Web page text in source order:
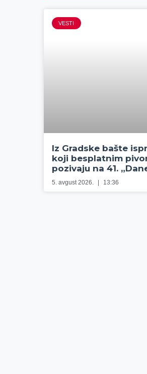
VESTI
Iz Gradske bašte
koji besplatnim
pozivaju na 41.
5. avgust 2026. 13:36